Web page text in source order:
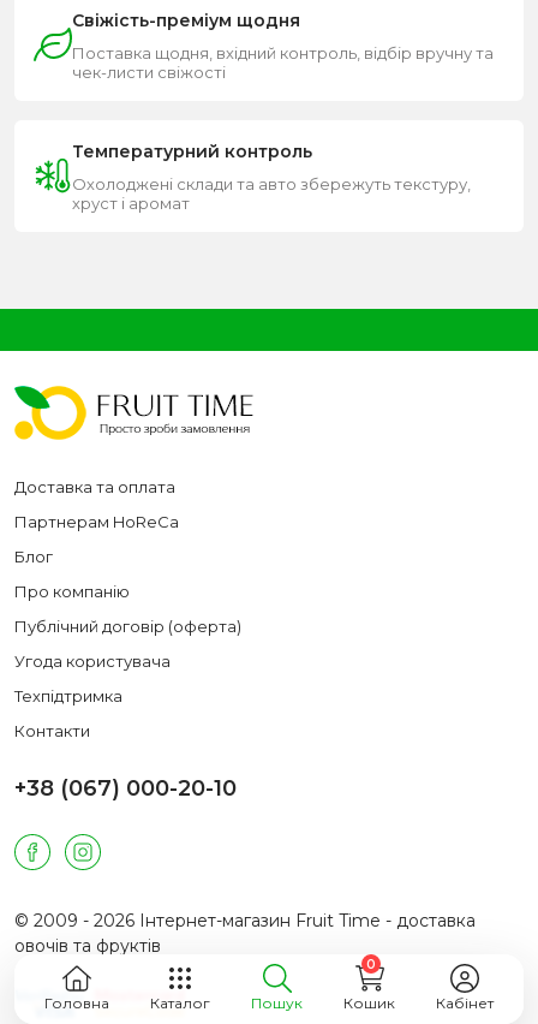
Свіжість-преміум щодня
Поставка щодня, вхідний контроль, відбір вручну та
чек-листи свіжості
Температурний контроль
Охолоджені склади та авто збережуть текстуру,
хруст і аромат
Доставка та оплата
Партнерам HoReCa
Блог
Про компанію
Публічний договір (оферта)
Угода користувача
Техпідтримка
Контакти
+38 (067) 000-20-10
© 2009 - 2026 Інтернет-магазин Fruit Time - доставка
овочів та фруктів
Головна Каталог Пошук Кошик
0
Кабінет